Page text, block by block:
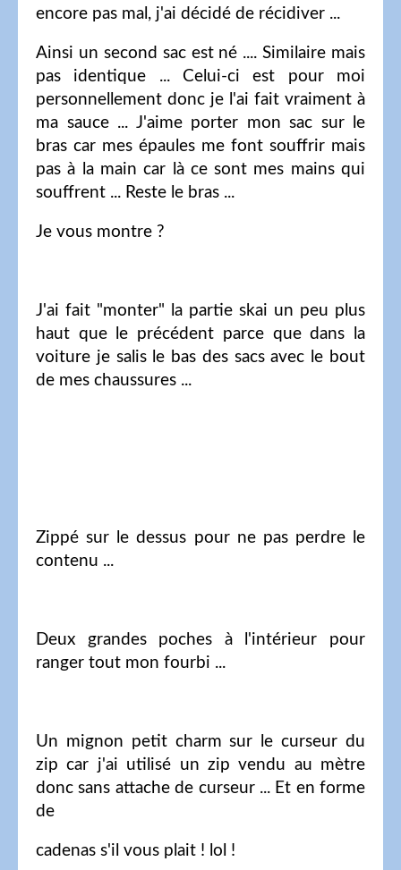
encore pas mal, j'ai décidé de récidiver ...
Ainsi un second sac est né .... Similaire mais
pas identique ... Celui-ci est pour moi
personnellement donc je l'ai fait vraiment à
ma sauce ... J'aime porter mon sac sur le
bras car mes épaules me font souffrir mais
pas à la main car là ce sont mes mains qui
souffrent ... Reste le bras ...
Je vous montre ?
J'ai fait "monter" la partie skai un peu plus
haut que le précédent parce que dans la
voiture je salis le bas des sacs avec le bout
de mes chaussures ...
Zippé sur le dessus pour ne pas perdre le
contenu ...
Deux grandes poches à l'intérieur pour
ranger tout mon fourbi ...
Un mignon petit charm sur le curseur du
zip car j'ai utilisé un zip vendu au mètre
donc sans attache de curseur ... Et en forme
de
cadenas s'il vous plait ! lol !